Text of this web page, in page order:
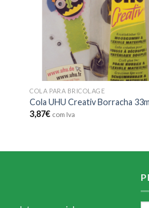
COLA PARA BRICOLAGE
Cola UHU Creativ Borracha
3,87€ com Iva